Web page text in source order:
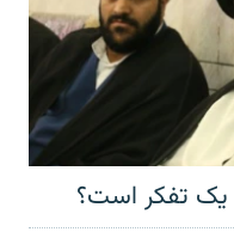
یک تفکر است؟